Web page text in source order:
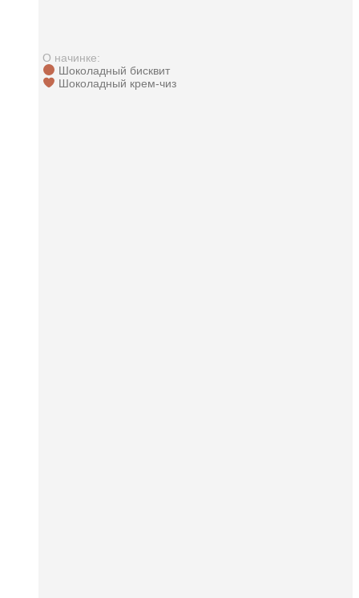
О начинке:
Шоколадный бисквит
Шоколадный крем-чиз